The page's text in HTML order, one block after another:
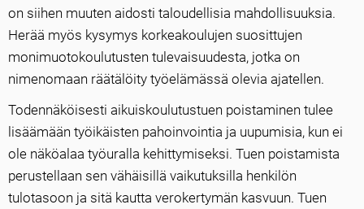
on siihen muuten aidosti taloudellisia mahdollisuuksia.
Herää myös kysymys korkeakoulujen suosittujen
monimuotokoulutusten tulevaisuudesta, jotka on
nimenomaan räätälöity työelämässä olevia ajatellen.
Todennäköisesti aikuiskoulutustuen poistaminen tulee
lisäämään työikäisten pahoinvointia ja uupumisia, kun ei
ole näköalaa työuralla kehittymiseksi. Tuen poistamista
perustellaan sen vähäisillä vaikutuksilla henkilön
tulotasoon ja sitä kautta verokertymän kasvuun. Tuen